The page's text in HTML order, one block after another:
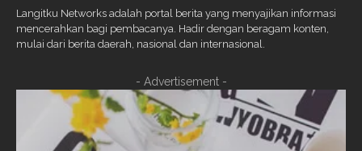
Langitku Networks adalah portal berita yang menyajikan informasi
mencerahkan bagi pembacanya. Hadir dengan beragam konten,
mulai dari berita daerah, nasional dan internasional.
- Advertisement -